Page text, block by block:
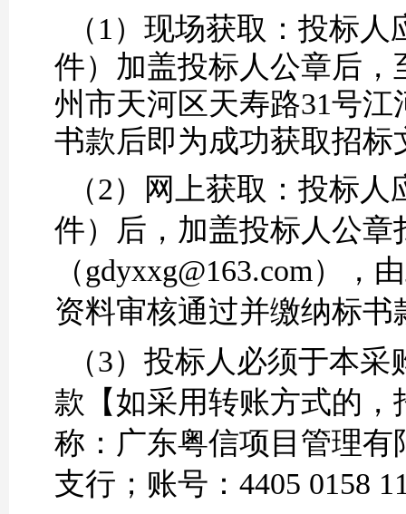
（1） 现场获取：投标人
件）加盖投标人公章后
州市天河区天寿路31号江
书款后即为成功获取招标
（2）
网上获取： 投标人
件）后，加盖投标人公
（gdyxxg@163.com），
资料审核通过并缴纳标
（3） 投标人必须于本采
款【如采用转账方式的，
称：广东粤信项目管理
支行；账号： 4405 0158